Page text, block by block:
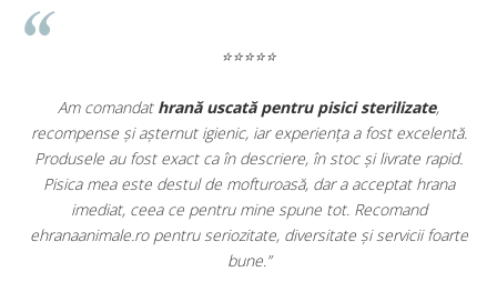
⭐⭐⭐⭐⭐
Apreciez foarte mult faptul că peehranaanimale.rogăsesc
doar hrană, ci și produse dinfarmacia veterinară:
antiparazitare, suplimente și soluții de îngrijire. Este foarte
comod să pot comanda tot ce am nevoie pentru animalul
dintr-un singur loc. Livrarea a fost rapidă, iar produsele au
originale și în termen. Magazin serios, bine organizat și foarte
pentru orice stăpân de animale.